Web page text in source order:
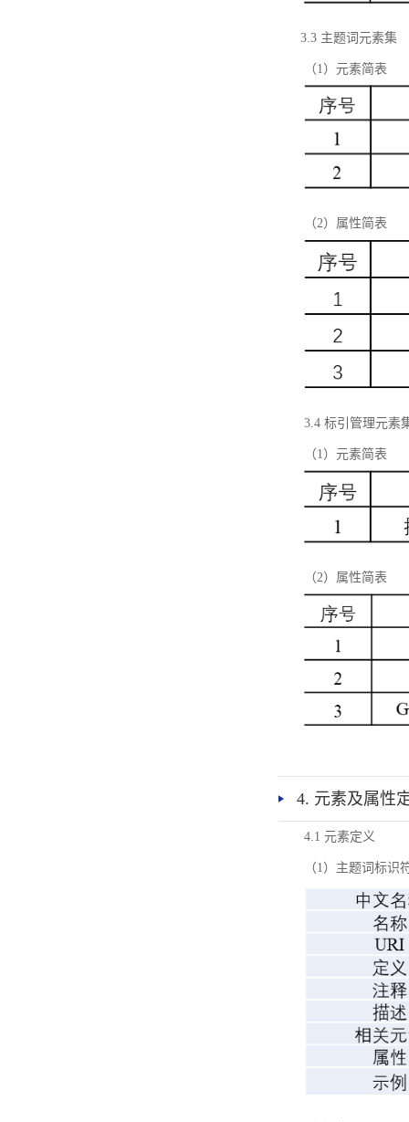
3.3 主题词元素集
（1）元素简表
（2）属性简表
3.4 标引管理元素
（1）元素简表
（2）属性简表
4. 元素及属性
4.1 元素定义
（1）主题词标识